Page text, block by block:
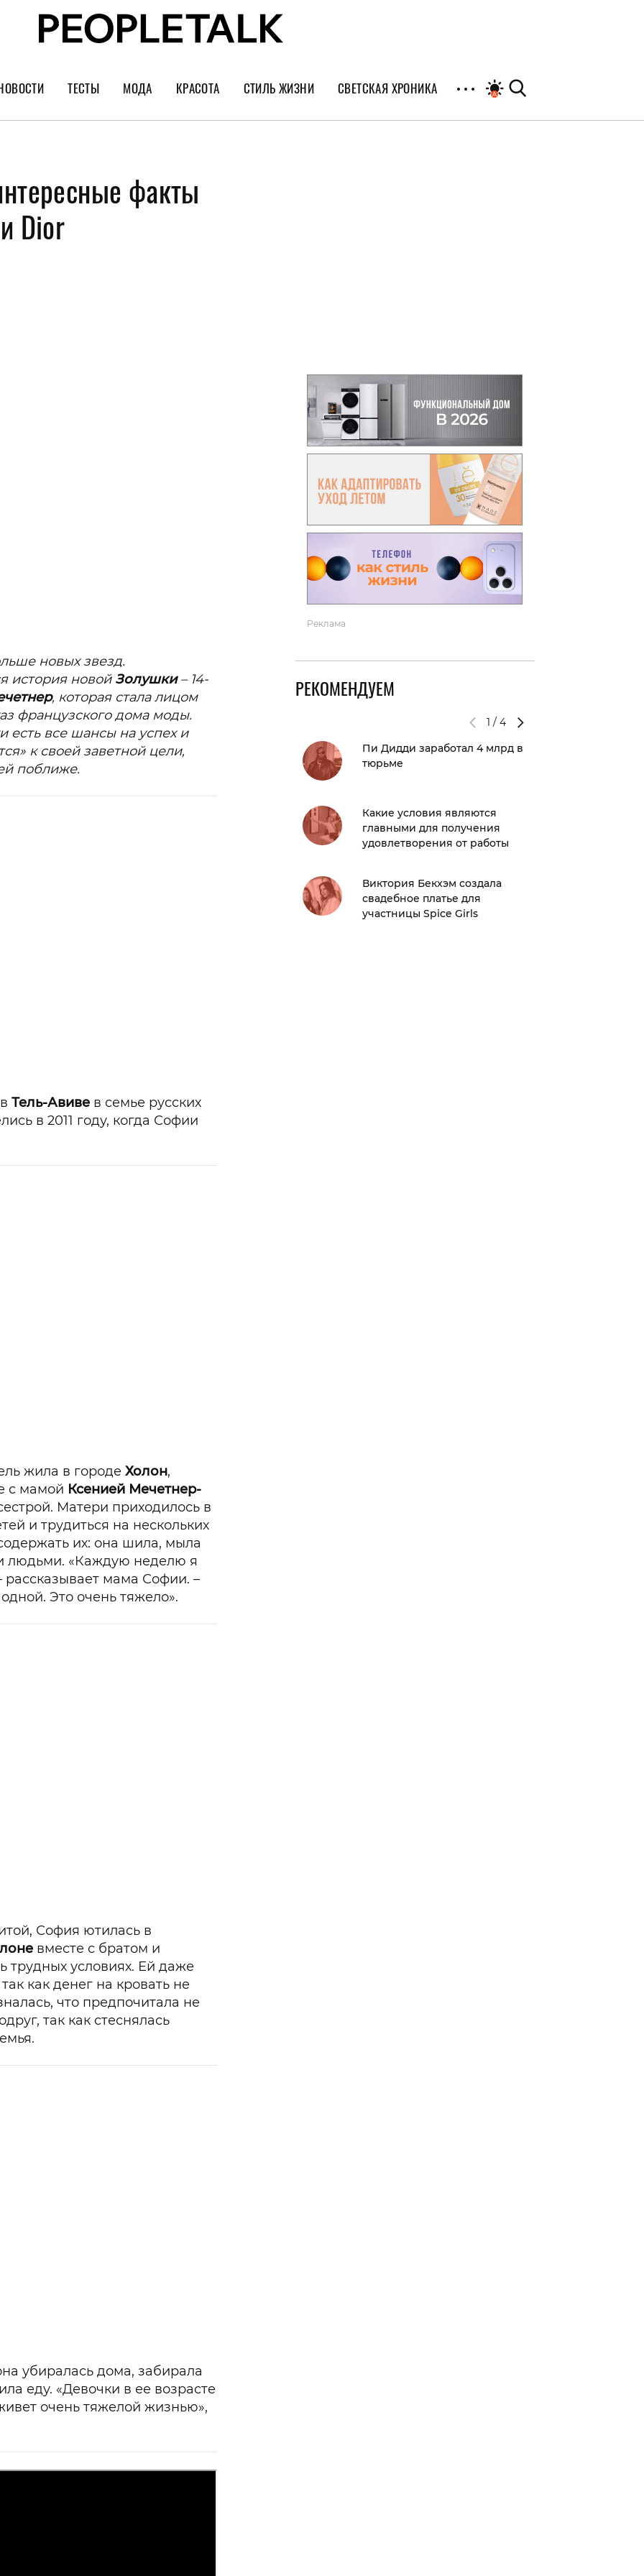
ТЕСТЫ МОДА
Тренды
Как носить
Украшения и часы
КРАСОТА
Уход за лицом
Парфюм
СТИЛЬ ЖИЗНИ
Культура
СВЕТСКАЯ ХРОНИКА
факты
Dior
новых звезд.
история новой Золушки– 14-
, которая стала лицом
французского дома моды.
есть все шансы на успех и
к своей заветной цели,
поближе.
Тель-Авиве в семье русских
в 2011 году, когда Софии
жила в городе Холон,
с мамой Ксенией Мечетнер-
Матери приходилось в
и трудиться на нескольких
их: она шила, мыла
людьми. «Каждую неделю я
мама Софии. –
Это очень тяжело».
София ютилась в
вместе с братом и
трудных условиях. Ей даже
как денег на кровать не
что предпочитала не
так как стеснялась
убиралась дома, забирала
еду. «Девочки в ее возрасте
очень тяжелой жизнью»,
Реклама
РЕКОМЕНДУЕМ
1 /4
Пи Дидди заработал 4 млрд в
тюрьме
Какие условия являются
главными для получения
удовлетворения от работы
Виктория Бекхэм создала
свадебное платье для
участницы Spice Girls